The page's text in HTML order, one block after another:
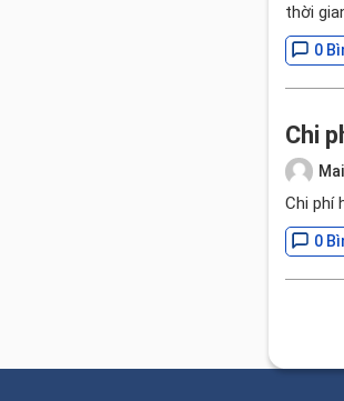
thời
0
Chi
Chi phí
0